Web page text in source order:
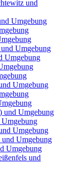
und
Umgebung
Umgebung
Umgebung
Umgebung
und Umgebung
Umgebung
Umgebung
Umgebung
und